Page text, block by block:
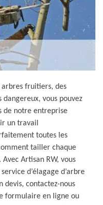
arbres fruitiers, des
dangereux, vous pouvez
de notre entreprise
un travail
toutes les
tailler chaque
Artisan RW, vous
d’élagage d’arbre
devis, contactez-nous
formulaire en ligne ou